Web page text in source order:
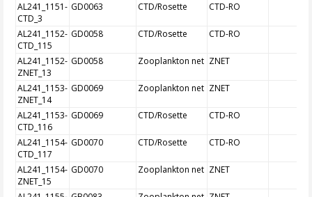
AL241_1151-
CTD_3
GD0063 CTD/Rosette CTD-RO
AL241_1152-
CTD_115
GD0058 CTD/Rosette CTD-RO
AL241_1152-
ZNET_13
GD0058 Zooplankton net ZNET
AL241_1153-
ZNET_14
GD0069 Zooplankton net ZNET
AL241_1153-
CTD_116
GD0069 CTD/Rosette CTD-RO
AL241_1154-
CTD_117
GD0070 CTD/Rosette CTD-RO
AL241_1154-
ZNET_15
GD0070 Zooplankton net ZNET